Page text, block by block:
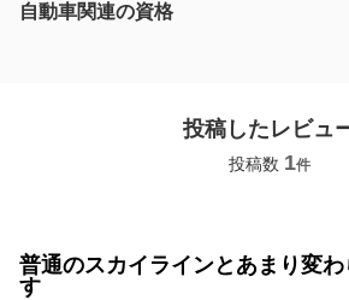
自動車関連の資格
投稿したレビュ
投稿数 1件
普通のスカイラインとあまり変
す